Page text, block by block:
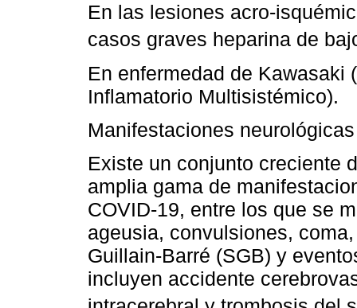
En las lesiones acro-
casos graves heparina de
En enfermedad de
Inflamatorio Multisistémico).
Manifestaciones neurológicas
Existe un conjunto creciente
amplia gama de
COVID-19, entre los que se
ageusia, convulsiones,
Guillain-Barré (SGB) y
incluyen accidente